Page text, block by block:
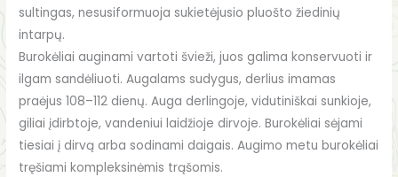
sultingas, nesusiformuoja sukietėjusio pluošto žiedinių
intarpų.
Burokėliai auginami vartoti švieži, juos galima konservuoti ir
ilgam sandėliuoti. Augalams sudygus, derlius imamas
praėjus 108–112 dienų. Auga derlingoje, vidutiniškai sunkioje,
giliai įdirbtoje, vandeniui laidžioje dirvoje. Burokėliai sėjami
tiesiai į dirvą arba sodinami daigais. Augimo metu burokėliai
tręšiami kompleksinėmis trąšomis.